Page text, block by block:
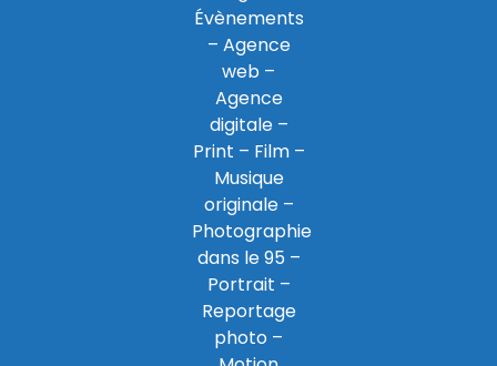
Évènements
– Agence
web –
Agence
digitale–
Print – Film –
Musique
originale –
Photographie
dans le 95 –
Portrait –
Reportage
photo –